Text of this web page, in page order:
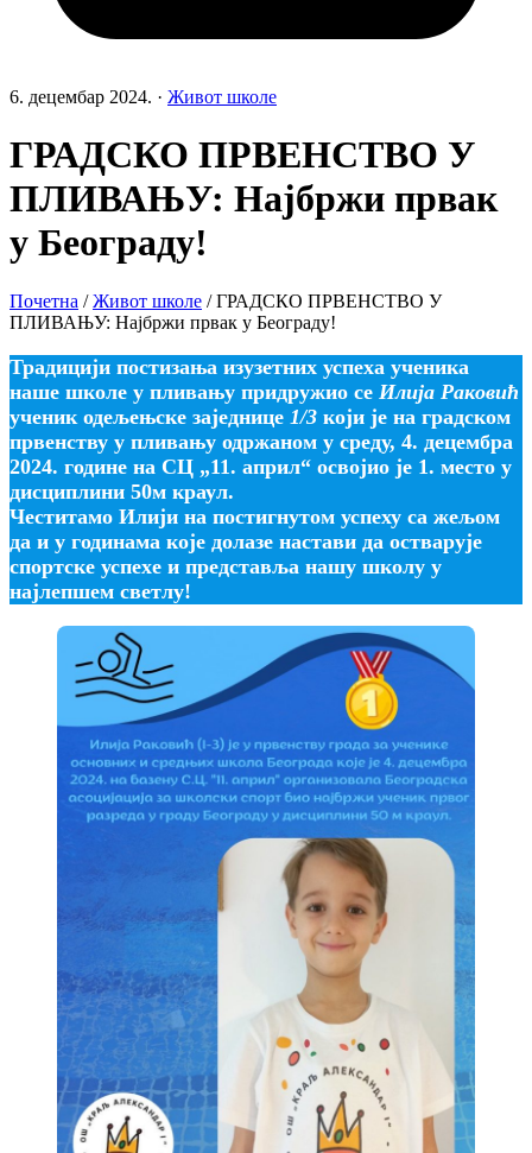
6. децембар 2024. · Живот школе
ГРАДСКО ПРВЕНСТВО У
ПЛИВАЊУ: Најбржи првак
у Београду!
Почетна / Живот школе / ГРАДСКО ПРВЕНСТВО У
ПЛИВАЊУ: Најбржи првак у Београду!
Традицији постизања изузетних успеха ученика
наше школе у пливању придружио се Илија Раковић
ученик одељењске заједнице 1/3 који је на градском
првенству у пливању одржаном у среду, 4. децембра
2024. године на СЦ „11. април“ освојио је 1. место у
дисциплини 50м краул.
Честитамо Илији на постигнутом успеху са жељом
да и у годинама које долазе настави да остварује
спортске успехе и представља нашу школу у
најлепшем светлу!